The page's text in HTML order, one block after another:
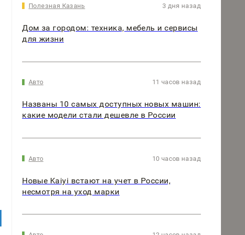
Полезная Казань 3 дня назад
Дом за городом: техника, мебель и сервисы
для жизни
Авто 11 часов назад
Названы 10 самых доступных новых машин:
какие модели стали дешевле в России
Авто 10 часов назад
Новые Kaiyi встают на учет в России,
несмотря на уход марки